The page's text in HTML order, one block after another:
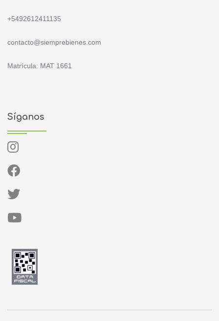
+5492612411135
contacto@siemprebienes.com
Matrícula: MAT 1661
Síganos